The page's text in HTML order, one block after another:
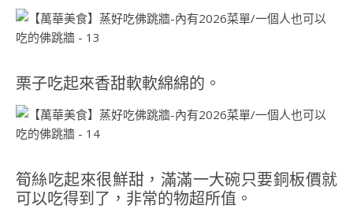
栗子吃起來香甜軟軟綿綿的。
筍絲吃起來很鮮甜，滿滿一大碗只要銅板價就
可以吃得到了，非常的物超所值。